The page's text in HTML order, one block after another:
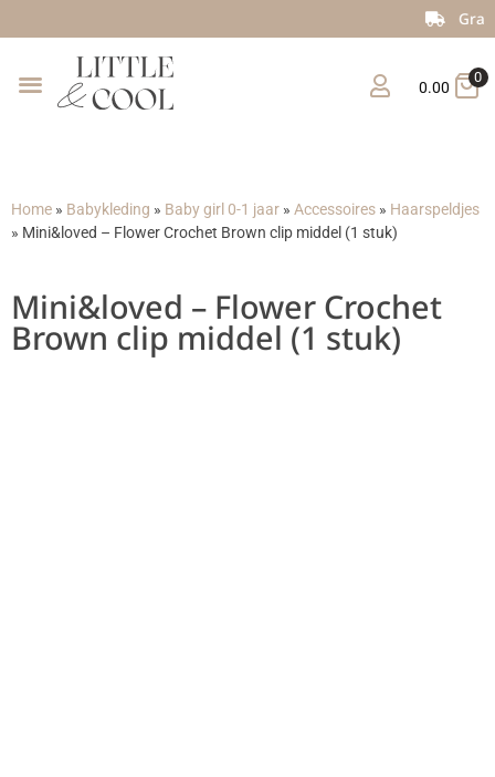
Gratis verzending vanaf €150
0.00
0
Home » Babykleding » Baby girl 0-1 jaar » Accessoires » Haarspeldjes
» Mini&loved – Flower Crochet Brown clip middel (1 stuk)
Mini&loved – Flower Crochet
Brown clip middel (1 stuk)